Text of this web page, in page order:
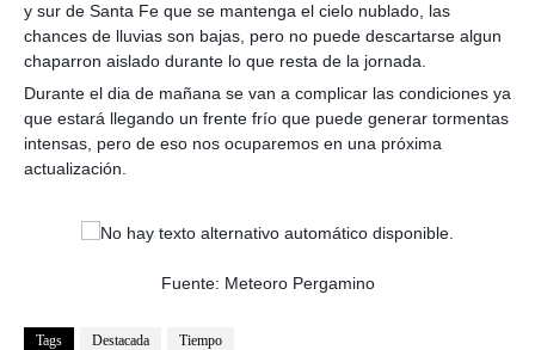
y sur de Santa Fe que se mantenga el cielo nublado, las
chances de lluvias son bajas, pero no puede descartarse algun
chaparron aislado durante lo que resta de la jornada.
Durante el dia de mañana se van a complicar las condiciones ya
que estará llegando un frente frío que puede generar tormentas
intensas, pero de eso nos ocuparemos en una próxima
actualización.
Fuente: Meteoro Pergamino
Tags Destacada Tiempo